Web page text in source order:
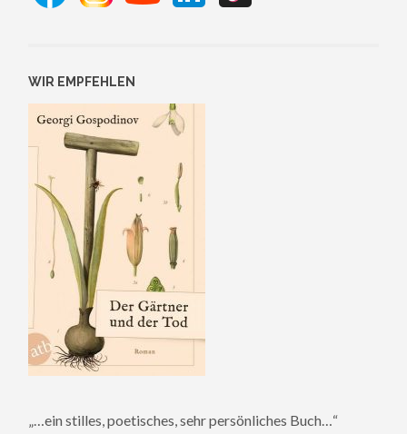
WIR EMPFEHLEN
„…ein stilles, poetisches, sehr persönliches Buch…“